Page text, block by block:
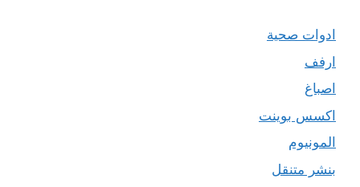
ادوات صحية
ارفف
اصباغ
اكسس بوينت
المونيوم
بنشر متنقل